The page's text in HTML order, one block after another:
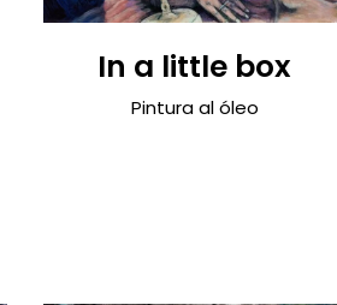
In a little box
Pintura al óleo